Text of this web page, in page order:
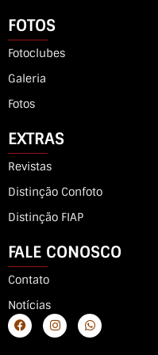
FOTOS
Fotoclubes
Galeria
Fotos
EXTRAS
Revistas
Distinção Confoto
Distinção FIAP
FALE CONOSCO
Contato
Notícias
F
a
c
I
n
s
W
h
a